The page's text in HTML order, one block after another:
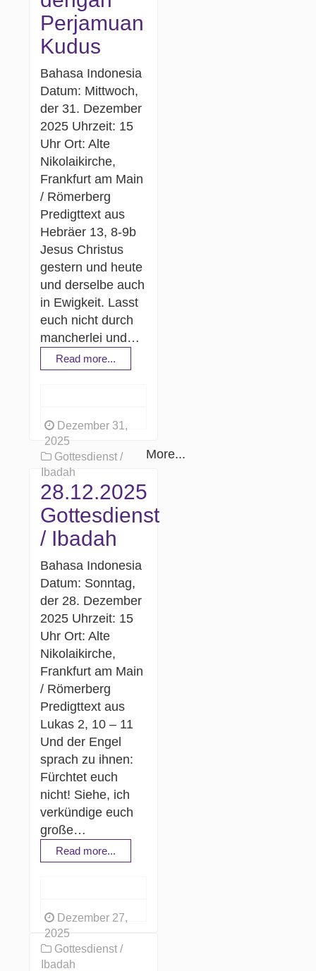
Perjamuan
Kudus
Bahasa Indonesia
Datum: Mittwoch,
der 31. Dezember
2025 Uhrzeit: 15
Uhr Ort: Alte
Nikolaikirche,
Frankfurt am Main
/ Römerberg
Predigttext aus
Hebräer 13, 8-9b
Jesus Christus
gestern und heute
und derselbe auch
in Ewigkeit. Lasst
euch nicht durch
mancherlei und…
Read more...
Dezember 31,
2025
Gottesdienst /
Ibadah
More...
28.12.2025
Gottesdienst
/ Ibadah
Bahasa Indonesia
Datum: Sonntag,
der 28. Dezember
2025 Uhrzeit: 15
Uhr Ort: Alte
Nikolaikirche,
Frankfurt am Main
/ Römerberg
Predigttext aus
Lukas 2, 10 – 11
Und der Engel
sprach zu ihnen:
Fürchtet euch
nicht! Siehe, ich
verkündige euch
große…
Read more...
Dezember 27,
2025
Gottesdienst /
Ibadah